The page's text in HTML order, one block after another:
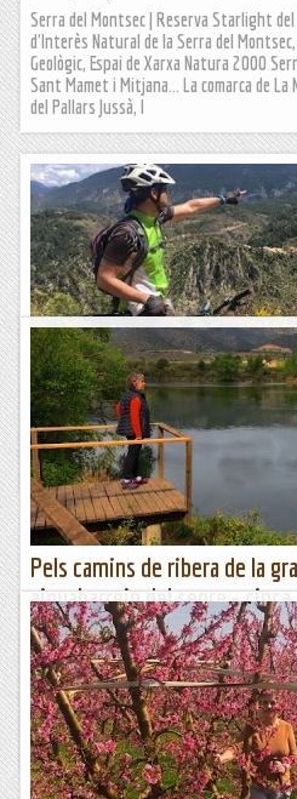
Serra del Montsec | Reserva Starlight del
d'Interès Natural de la Serra del
Geològic, Espai de Xarxa Natura 2000
Sant Mamet i Mitjana... La comarca de La
del Pallars Jussà, l
Depuis le Segre jusqu'à La
des vallées cachés au coeur du Pre-
Neu i pedals
Pels camins de ribera de la
aiguabarreig del segre - cinca
Hem tornat al confinament comarcal. Em
comentaris que em venen al cap per
podré redescobrir nous racons del Segrià
aquests...
Excursions del Joan Ramon